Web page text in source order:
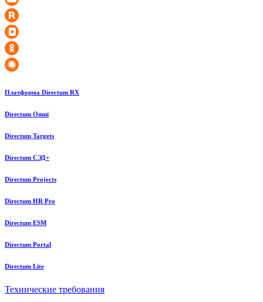
Платформа Directum RX
Directum Omni
Directum Targets
Directum СЭД+
Directum Projects
Directum HR Pro
Directum ESM
Directum Portal
Directum Lite
Технические требования